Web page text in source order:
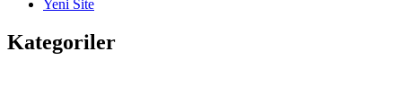
Yeni Site
Kategoriler